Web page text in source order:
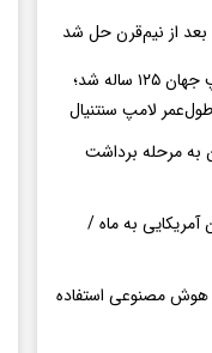
بعد از نیم‌قرن حل شد
قدیمی‌ترین لامپ جهان ۱۲۵ ساله شد؛
لامپ سنتنیال
به مرحله برداشت
آهن آمریکایی به ماه /
هوش مصنوعی استفاده